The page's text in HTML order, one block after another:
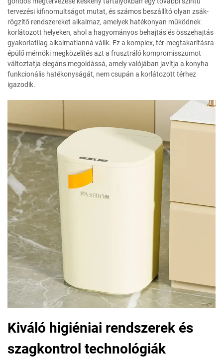
tervezési kifinomultságot mutat, és számos beszállító olyan zsák-
rögzítő rendszereket alkalmaz, amelyek hatékonyan működnek
korlátozott helyeken, ahol a hagyományos behajtás és összehajtás
gyakorlatilag alkalmatlanná válik. Ez a komplex, tér-megtakarításra
épülő mérnöki megközelítés azt a frusztráló kompromisszumot
változtatja elegáns megoldássá, amely valójában javítja a konyha
funkcionális hatékonyságát, nem csupán a korlátozott térhez
igazodik.
Kiváló higiéniai rendszerek és
szagkontrol technológiák